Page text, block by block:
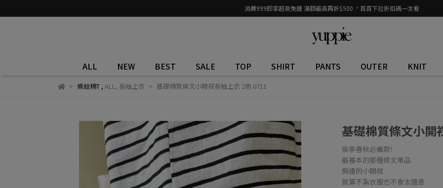
消費999即享超商免運 滿額最高再折$500 .ᐟ 首頁下拉折扣碼一次看
ALL NEW BEST SALE TOP SHIRT PANTS OUTER KNIT
條紋棉T, ALL, 長袖上衣 基礎棉質條文小開衩長袖上衣 2色 0711
基礎棉質條文小開
換季春秋必備款!
最基本的那種條文單品
側邊的小開衩
就算不紮衣服也不會太隨意